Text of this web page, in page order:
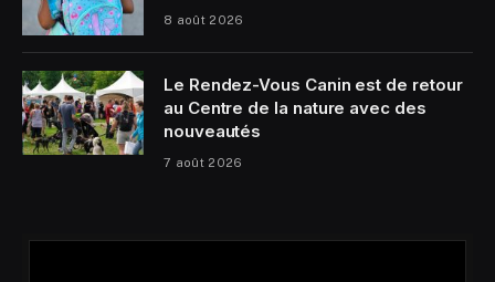
8 août 2026
Le Rendez-Vous Canin est de retour
au Centre de la nature avec des
nouveautés
7 août 2026